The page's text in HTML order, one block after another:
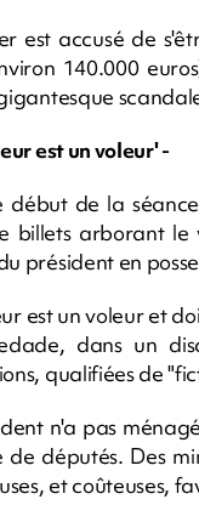
est accusé de
140.000
est un voleur' -
début de la
billets arborant le
président en
est un voleur et
dans un
qualifiées de
n'a pas
de députés. Des
et coûteuses,